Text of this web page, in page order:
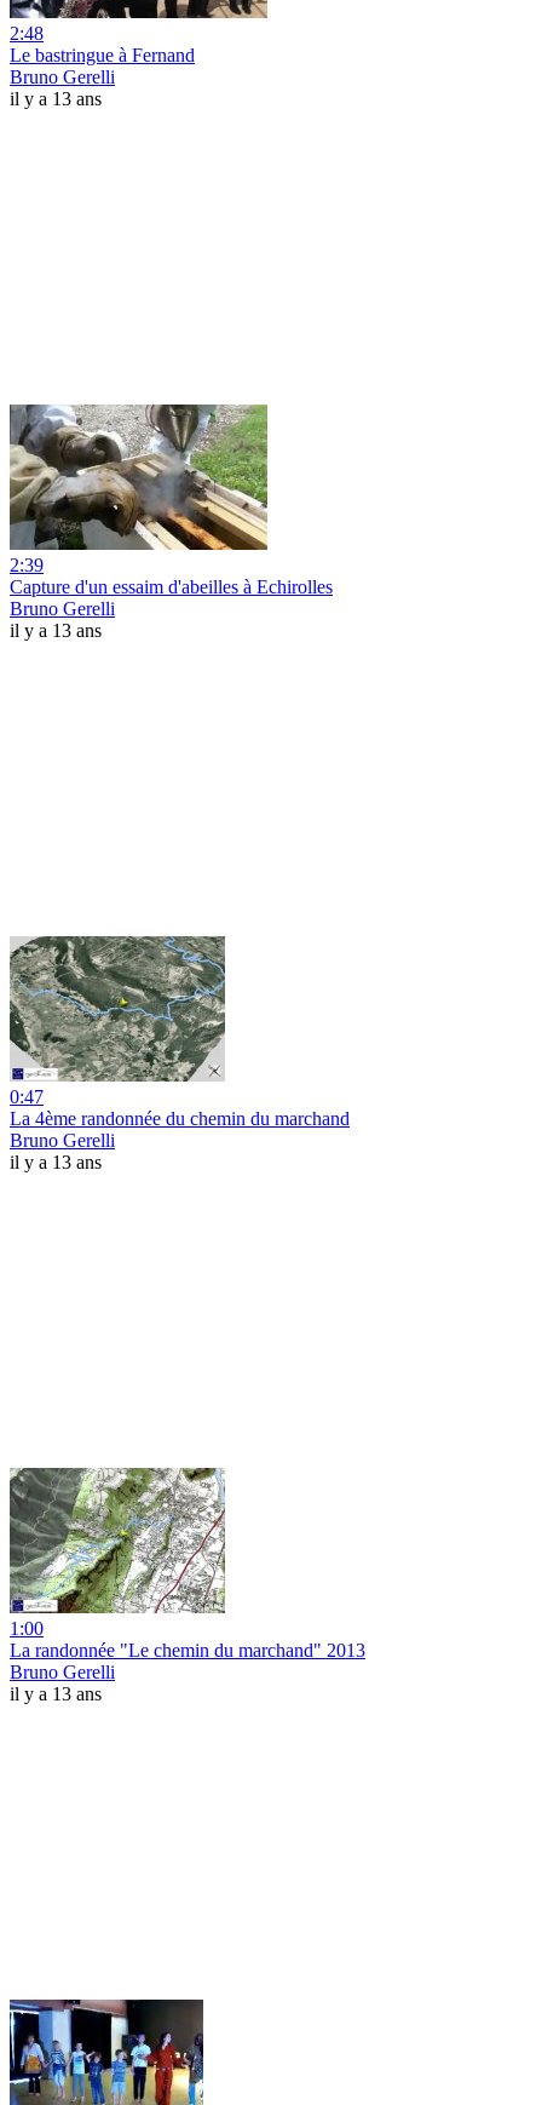
2:48
Le bastringue à Fernand
Bruno Gerelli
il y a 13 ans
2:39
Capture d'un essaim d'abeilles à Echirolles
Bruno Gerelli
il y a 13 ans
0:47
La 4ème randonnée du chemin du marchand
Bruno Gerelli
il y a 13 ans
1:00
La randonnée "Le chemin du marchand" 2013
Bruno Gerelli
il y a 13 ans